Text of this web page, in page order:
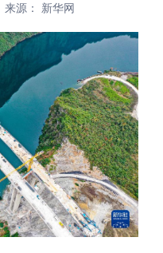
健康 军事
政务
金融 汽车
信息化 数字经济
银龄 溯源中国
来源： 新华网